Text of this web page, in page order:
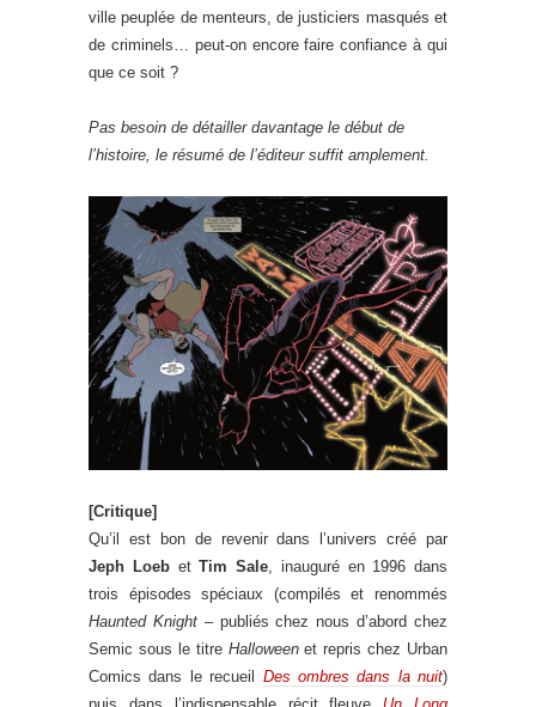
ville peuplée de menteurs, de justiciers masqués et
de criminels… peut-on encore faire confiance à qui
que ce soit ?
Pas besoin de détailler davantage le début de
l’histoire, le résumé de l’éditeur suffit amplement.
[Critique]
Qu’il est bon de revenir dans l’univers créé par
Jeph LoebetTim Sale , inauguré en 1996 dans
trois épisodes spéciaux (compilés et renommés
Haunted Knight– publiés chez nous d’abord chez
Semic sous le titre Halloweenet repris chez Urban
Comics dans le recueil Des ombres dans la nuit)